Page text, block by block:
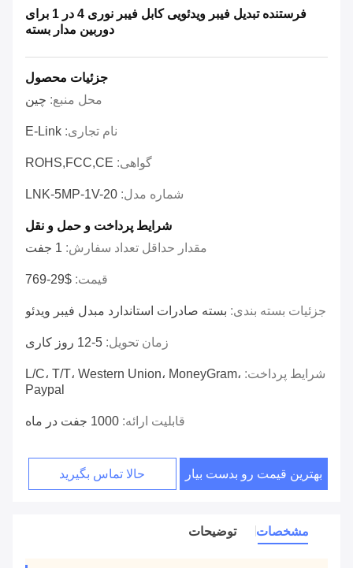
فرستنده تبدیل فیبر ویدئویی کابل فیبر نوری 4 در 1 برای
دوربین مدار بسته
جزئیات محصول
محل منبع: چین
نام تجاری: E-Link
گواهی: ROHS,FCC,CE
شماره مدل: LNK-5MP-1V-20
شرایط پرداخت و حمل و نقل
مقدار حداقل تعداد سفارش: 1 جفت
قیمت: $29-769
جزئیات بسته بندی: بسته صادرات استاندارد مبدل فیبر ویدئو
زمان تحویل: 5-12 روز کاری
شرایط پرداخت: L/C، T/T، Western Union، MoneyGram،
Paypal
قابلیت ارائه: 1000 جفت در ماه
بهترین قیمت رو بدست بیار حالا تماس بگیرید
مشخصات توضیحات